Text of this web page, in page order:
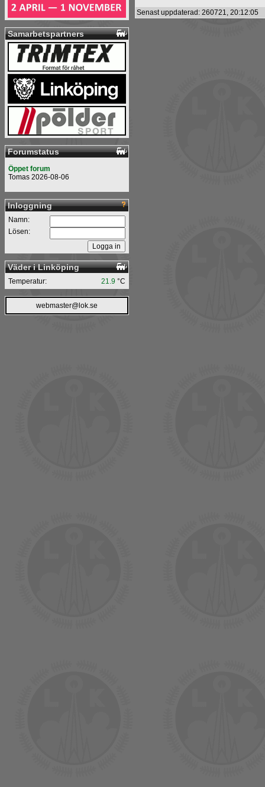
Samarbetspartners
Forumstatus
Öppet forum
Tomas 2026-08-06
Inloggning
Namn:
Lösen:
Väder i Linköping
21.9 °C
Temperatur:
webmaster@lok.se
Senast uppdaterad: 260721, 20:12:05